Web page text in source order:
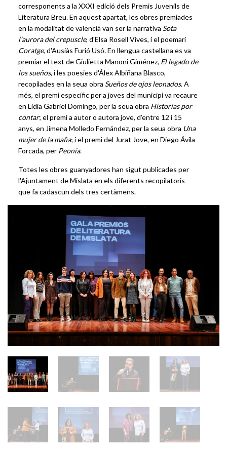
corresponents a la XXXI edició dels Premis Juvenils de
Literatura Breu. En aquest apartat, les obres premiades
en la modalitat de valencià van ser la narrativa Sota
l’aurora del crepuscle, d'Elsa Rosell Vives, i el poemari
Coratge, d'Ausiàs Furió Usó. En llengua castellana es va
premiar el text de Giulietta Manoni Giménez, El legado de
los sueños, i les poesies d'Álex Albiñana Blasco,
recopilades en la seua obra Sueños de ojos leonados. A
més, el premi específic per a joves del municipi va recaure
en Lidia Gabriel Domingo, per la seua obra Historias por
contar; el premi a autor o autora jove, d'entre 12 i 15
anys, en Jimena Molledo Fernández, per la seua obra Una
mujer de la mafia; i el premi del Jurat Jove, en Diego Ávila
Forcada, per Peonía.
Totes les obres guanyadores han sigut publicades per
l'Ajuntament de Mislata en els diferents recopilatoris
que fa cadascun dels tres certàmens.